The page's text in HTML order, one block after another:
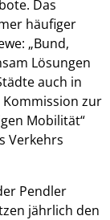
Das
häufiger
„Bund,
Lösungen
auch in
zur
Mobilität“
Verkehrs
Pendler
jährlich den